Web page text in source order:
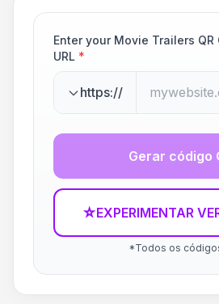
Enter your Movie Trailers
URL *
https://
Gerar código
☆EXPERIMENTAR
*Todos os